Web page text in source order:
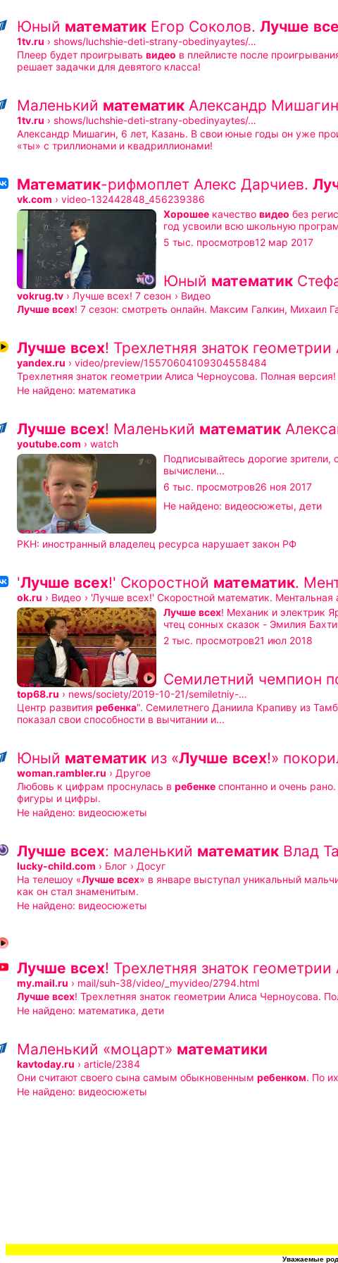
Юный математик Егор Соколов. Лучше
1tv.ru › shows/luchshie-deti-strany-obedinyaytes/…
Плеер будет проигрывать видео в плейлисте после
решает задачки для девятого класса!
Маленький математик Александр
1tv.ru › shows/luchshie-deti-strany-obedinyaytes/…
Александр Мишагин, 6 лет, Казань. В свои юные годы он уже
«ты» с триллионами и квадриллионами!
Математик-рифмоплет Алекс Дарчиев.
vk.com › video-132442848_456239386
Хорошее качество видео
год усвоили всю школьную
5 тыс. просмотровОпубликовано
12 мар 2017
Юный математик
vokrug.tv › Лучше всех! 7 сезон › Видео
Лучше всех! 7 сезон: смотреть онлайн. Максим Галкин, Михаил
Лучше всех! Трехлетняя знаток геометрии
yandex.ru › video/preview/15570604109304558484
Трехлетняя знаток геометрии Алиса Черноусова. Полная
Не найдено: математика
Лучше всех! Маленький математик
youtube.com › watch
Длительность 12 минут 33 секунды
12:33
Подписывайтесь дорогие зрители, ставим палец вверх!Александр Мишагин, 6 лет, Казань. В свои юные годы он уже произвел
вычислени...
Длительность 12 минут 33 секунды
6 тыс. просмотровОпубликовано
26 ноя 2017
Не найдено: видеосюжеты, дети
РКН: иностранный владелец ресурса нарушает закон РФ
'Лучше всех!' Скоростной математик.
ok.ru › Видео › 'Лучше всех!' Скоростной математик. Ментальная
Длительность 7 минут 54 секунды
7:54
Лучше всех
чтец сонных сказок - Эмилия
Длительность 7 минут 54 секунды
2 тыс. просмотровОпубликовано
21 июл 2018
Семилетний чемпион
top68.ru › news/society/2019-10-21/semiletniy-…
Центр развития ребенка". Семилетнего Даниила Крапиву из
показал свои способности в вычитании и...
Юный математик из «Лучше всех!»
woman.rambler.ru › Другое
Любовь к цифрам проснулась в ребенке спонтанно и очень
фигуры и цифры.
Не найдено: видеосюжеты
Лучше всех: маленький математик Влад
lucky-child.com › Блог › Досуг
На телешоу «Лучше всех» в январе выступал уникальный
как он стал знаменитым.
Не найдено: видеосюжеты
Лучше всех! Трехлетняя знаток геометрии
my.mail.ru › mail/suh-38/video/_myvideo/2794.html
Лучше всех! Трехлетняя знаток геометрии Алиса Черноусова.
Не найдено: математика, дети
Маленький «моцарт» математики
kavtoday.ru › article/2384
Они считают своего сына самым обыкновенным ребенком. По
Не найдено: видеосюжеты
Уважаемые